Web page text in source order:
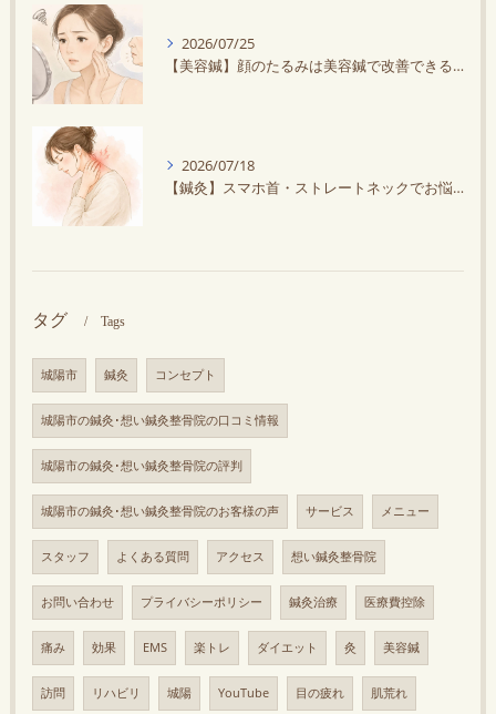
2026/07/25
【美容鍼】顔のたるみは美容鍼で改善できる？原因と効果を解説
2026/07/18
【鍼灸】スマホ首・ストレートネックでお悩みの方へ｜鍼灸で首の負担を軽減しませんか？
タグ Tags
城陽市 鍼灸 コンセプト
城陽市の鍼灸･想い鍼灸整骨院の口コミ情報
城陽市の鍼灸･想い鍼灸整骨院の評判
城陽市の鍼灸･想い鍼灸整骨院のお客様の声 サービス メニュー
スタッフ よくある質問 アクセス 想い鍼灸整骨院
お問い合わせ プライバシーポリシー 鍼灸治療 医療費控除
痛み 効果 EMS 楽トレ ダイエット 灸 美容鍼
訪問 リハビリ 城陽 YouTube 目の疲れ 肌荒れ